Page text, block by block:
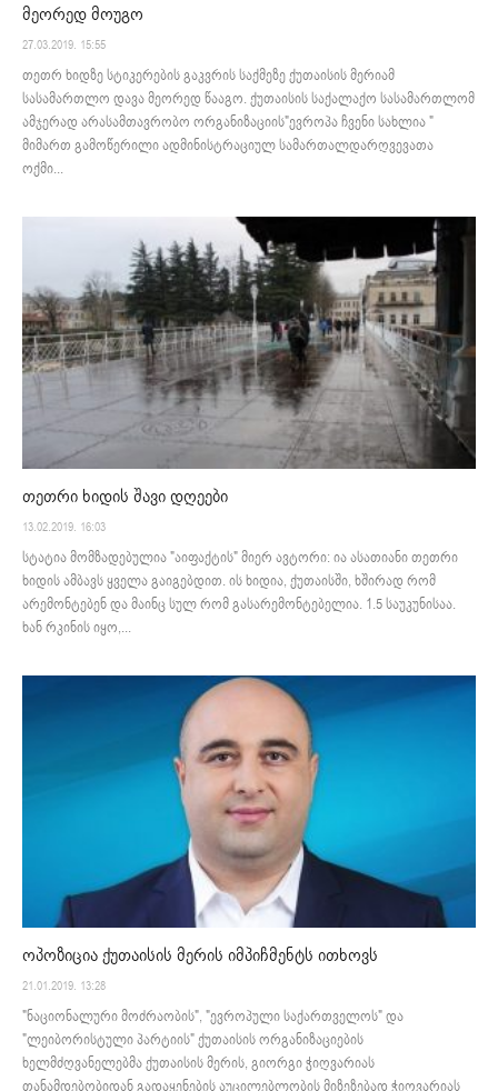
მეორედ მოუგო
27.03.2019. 15:55
თეთრ ხიდზე სტიკერების გაკვრის საქმეზე ქუთაისის მერიამ
სასამართლო დავა მეორედ წააგო. ქუთაისის საქალაქო სასამართლომ
ამჯერად არასამთავრობო ორგანიზაციის"ევროპა ჩვენი სახლია "
მიმართ გამოწერილი ადმინისტრაციულ სამართალდარღვევათა
ოქმი...
თეთრი ხიდის შავი დღეები
13.02.2019. 16:03
სტატია მომზადებულია "აიფაქტის" მიერ ავტორი: ია ასათიანი თეთრი
ხიდის ამბავს ყველა გაიგებდით. ის ხიდია, ქუთაისში, ხშირად რომ
არემონტებენ და მაინც სულ რომ გასარემონტებელია. 1.5 საუკუნისაა.
ხან რკინის იყო,...
ოპოზიცია ქუთაისის მერის იმპიჩმენტს ითხოვს
21.01.2019. 13:28
"ნაციონალური მოძრაობის", "ევროპული საქართველოს" და
"ლეიბორისტული პარტიის" ქუთაისის ორგანიზაციების
ხელმძღვანელებმა ქუთაისის მერის, გიორგი ჭიღვარიას
თანამდებობიდან გადაყენების აუცილებლობის მიზეზებად ჭიღვარიას